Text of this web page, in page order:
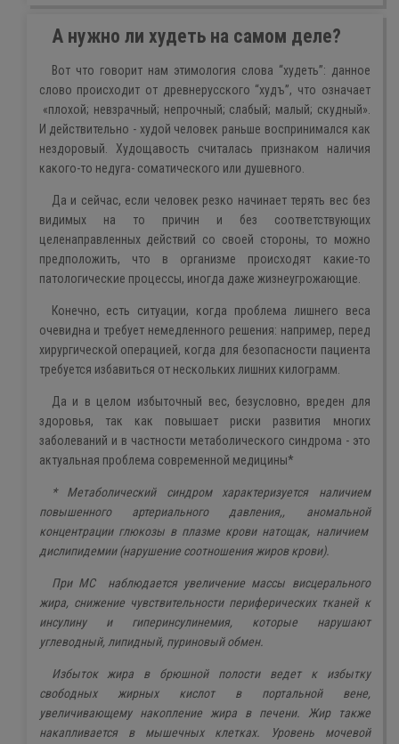
А нужно ли худеть на самом деле?
Вот что говорит нам этимология слова “худеть”: данное
слово происходит от древнерусского “худъ”, что означает
«плохой; невзрачный; непрочный; слабый; малый; скудный».
И действительно - худой человек раньше воспринимался как
нездоровый. Худощавость считалась признаком наличия
какого-то недуга- соматического или душевного.
Да и сейчас, если человек резко начинает терять вес без
видимых на то причин и без соответствующих
целенаправленных действий со своей стороны, то можно
предположить, что в организме происходят какие-то
патологические процессы, иногда даже жизнеугрожающие.
Конечно, есть ситуации, когда проблема лишнего веса
очевидна и требует немедленного решения: например, перед
хирургической операцией, когда для безопасности пациента
требуется избавиться от нескольких лишних килограмм.
Да и в целом избыточный вес, безусловно, вреден для
здоровья, так как повышает риски развития многих
заболеваний и в частности метаболического синдрома - это
актуальная проблема современной медицины*
* Метаболический синдром характеризуется наличием
повышенного артериального давления,, аномальной
концентрации глюкозы в плазме крови натощак, наличием
дислипидемии (нарушение соотношения жиров крови).
При МС наблюдается увеличение массы висцерального
жира, снижение чувствительности периферических тканей к
инсулину и гиперинсулинемия, которые нарушают
углеводный, липидный, пуриновый обмен.
Избыток жира в брюшной полости ведет к избытку
свободных жирных кислот в портальной вене,
увеличивающему накопление жира в печени. Жир также
накапливается в мышечных клетках. Уровень мочевой